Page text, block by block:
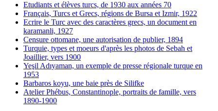
Etudiants et élèves turcs, de 1930 aux années 70
Français, Turcs et Grecs, régions de Bursa et Izmir, 1922
Ecrire le Turc avec des caractères grecs, un document en
karamanli, 1927
Censure ottomane, une autorisation de publier, 1894
Turquie, types et moeurs d'après les photos de Sebah et
Joaillier, vers 1900
Yeşil Adıyaman, un exemple de presse régionale turque en
1953
Barbaros koyu, une baie près de Silifke
Atelier Phébus, Constantinople, portraits de famille, vers
1890-1900